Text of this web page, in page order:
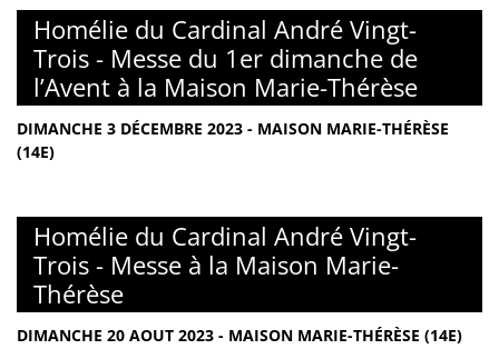
Homélie du Cardinal André Vingt-
Trois - Messe du 1er dimanche de
l’Avent à la Maison Marie-Thérèse
DIMANCHE 3 DÉCEMBRE 2023 - MAISON MARIE-THÉRÈSE
(14E)
Homélie du Cardinal André Vingt-
Trois - Messe à la Maison Marie-
Thérèse
DIMANCHE 20 AOUT 2023 - MAISON MARIE-THÉRÈSE (14E)